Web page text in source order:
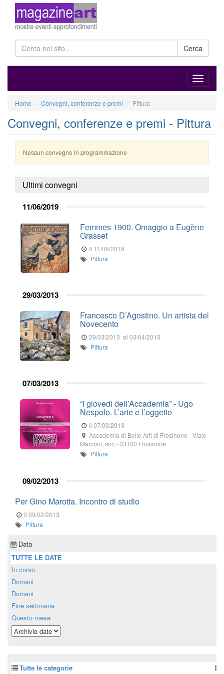
Cerca
Home Convegni, conferenze e premi Pittura
Convegni, conferenze e premi - Pittura
Nessun convegno in programmazione
Ultimi convegni
11/06/2019
Femmes 1900. Omaggio a Eugène
Grasset
Il 11/06/2019
Pittura
29/03/2013
Francesco D’Agostino. Un artista del
Novecento
29/03/2013 al 03/04/2013
Pittura
07/03/2013
“I giovedì dell’Accademia” - Ugo
Nespolo. L’arte e l’oggetto
Il 07/03/2013
Accademia di Belle Arti di Frosinone-Viale
Marconi, snc-03100 Frosinone
Pittura
09/02/2013
Per Gino Marotta. Incontro di studio
Il 09/02/2013
Pittura
Data
TUTTE LE DATE
In corso
Domani
Domani
Fine settimana
Questo mese
Tutte le categorie